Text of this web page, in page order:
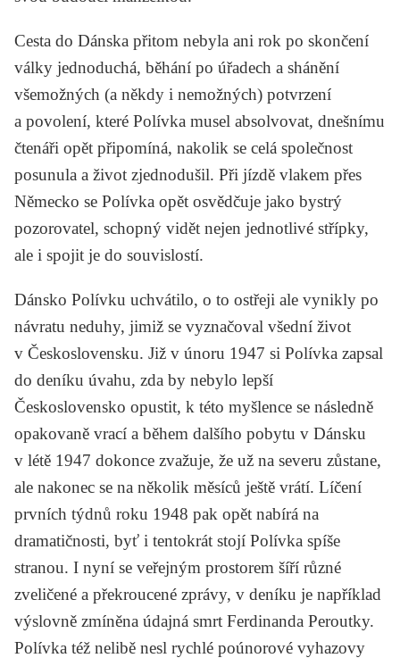
Cesta do Dánska přitom nebyla ani rok po skončení
války jednoduchá, běhání po úřadech a shánění
všemožných (a někdy i nemožných) potvrzení
a povolení, které Polívka musel absolvovat, dnešnímu
čtenáři opět připomíná, nakolik se celá společnost
posunula a život zjednodušil. Při jízdě vlakem přes
Německo se Polívka opět osvědčuje jako bystrý
pozorovatel, schopný vidět nejen jednotlivé střípky,
ale i spojit je do souvislostí.
Dánsko Polívku uchvátilo, o to ostřeji ale vynikly po
návratu neduhy, jimiž se vyznačoval všední život
v Československu. Již v únoru 1947 si Polívka zapsal
do deníku úvahu, zda by nebylo lepší
Československo opustit, k této myšlence se následně
opakovaně vrací a během dalšího pobytu v Dánsku
v létě 1947 dokonce zvažuje, že už na severu zůstane,
ale nakonec se na několik měsíců ještě vrátí. Líčení
prvních týdnů roku 1948 pak opět nabírá na
dramatičnosti, byť i tentokrát stojí Polívka spíše
stranou. I nyní se veřejným prostorem šíří různé
zveličené a překroucené zprávy, v deníku je například
výslovně zmíněna údajná smrt Ferdinanda Peroutky.
Polívka též nelibě nesl rychlé poúnorové vyhazovy